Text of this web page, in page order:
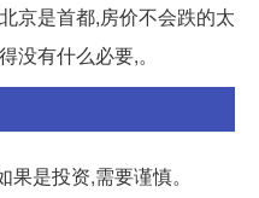
京是首都,房价不会跌的太
没有什么必要,。
是投资,需要谨慎。